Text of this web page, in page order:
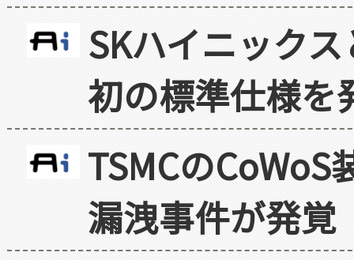
SKハイニック
初の標準仕様を
TSMCの
漏洩事件が発覚